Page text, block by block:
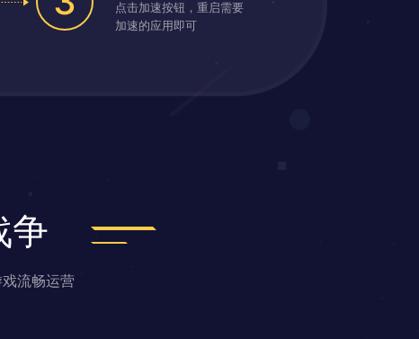
点击加速按钮，重启需要
加速的应用即可
争
流畅运营